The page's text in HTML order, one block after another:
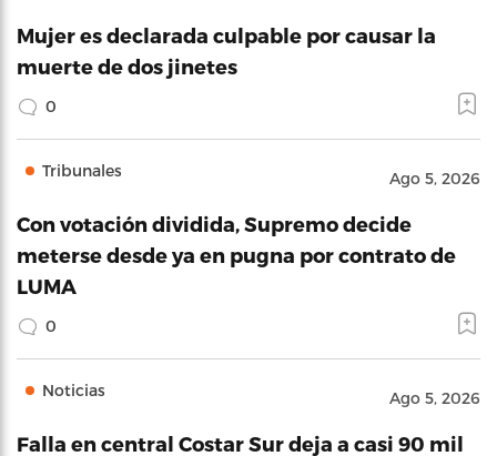
Mujer es declarada culpable por causar la
muerte de dos jinetes
0
Tribunales Ago 5, 2026
Con votación dividida, Supremo decide
meterse desde ya en pugna por contrato de
LUMA
0
Noticias Ago 5, 2026
Falla en central Costar Sur deja a casi 90 mil